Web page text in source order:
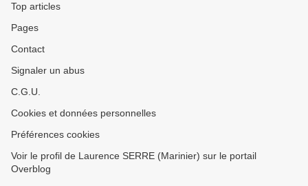
Top articles
Pages
Contact
Signaler un abus
C.G.U.
Cookies et données personnelles
Préférences cookies
Voir le profil de Laurence SERRE (Marinier) sur le portail
Overblog